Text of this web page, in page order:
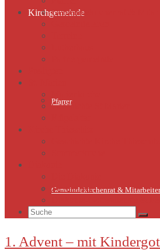
Kirchgemeinde
Pfarrer
Gemeindekirchenrat & Mitarbeiter
Gemeindekirchenrat &
Geschichte St.Marien
Sternsinger
Suche
1. Advent – mit